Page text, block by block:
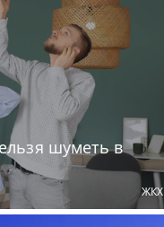
шуметь в
ЖКХ